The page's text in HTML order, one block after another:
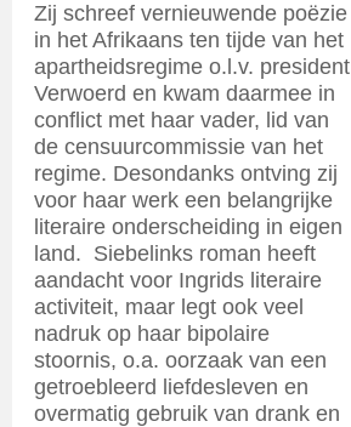
Zij schreef vernieuwende poëzie
in het Afrikaans ten tijde van het
apartheidsregime o.l.v. president
Verwoerd en kwam daarmee in
conflict met haar vader, lid van
de censuurcommissie van het
regime. Desondanks ontving zij
voor haar werk een belangrijke
literaire onderscheiding in eigen
land. Siebelinks roman heeft
aandacht voor Ingrids literaire
activiteit, maar legt ook veel
nadruk op haar bipolaire
stoornis, o.a. oorzaak van een
getroebleerd liefdesleven en
overmatig gebruik van drank en